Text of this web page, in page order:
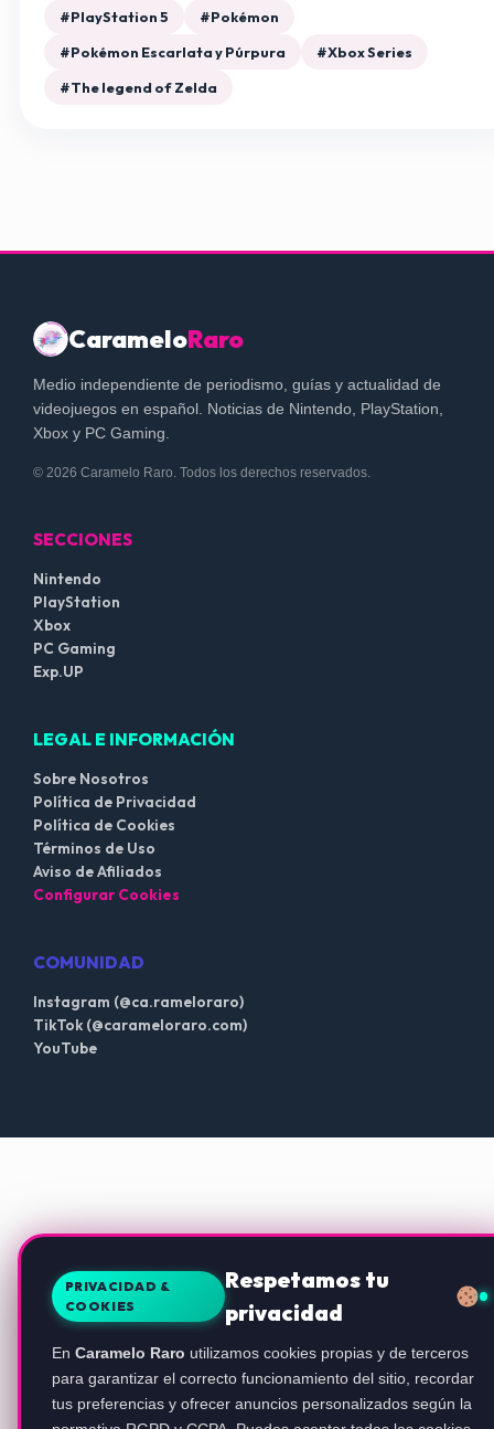
#PlayStation 5
#Pokémon
#Pokémon Escarlata y Púrpura
#Xbox Series
#The legend of Zelda
CarameloRaro
Medio independiente de periodismo, guías y actualidad de
videojuegos en español. Noticias de Nintendo, PlayStation,
Xbox y PC Gaming.
© 2026 Caramelo Raro. Todos los derechos reservados.
SECCIONES
Nintendo
PlayStation
Xbox
PC Gaming
Exp.UP
LEGAL E INFORMACIÓN
Sobre Nosotros
Política de Privacidad
Política de Cookies
Términos de Uso
Aviso de Afiliados
Configurar Cookies
COMUNIDAD
Instagram (@ca.rameloraro)
TikTok (@carameloraro.com)
YouTube
PRIVACIDAD &
COOKIES
Respetamos tu
privacidad
En Caramelo Raro utilizamos cookies propias y de terceros
para garantizar el correcto funcionamiento del sitio, recordar
tus preferencias y ofrecer anuncios personalizados según la